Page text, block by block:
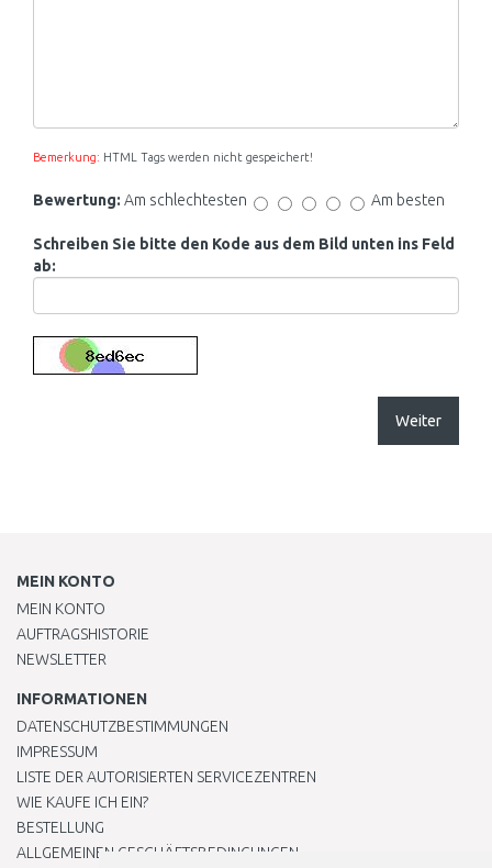
Bemerkung: HTML Tags werden nicht gespeichert!
Bewertung: Am schlechtesten Am besten
Schreiben Sie bitte den Kode aus dem Bild unten ins Feld
ab:
Weiter
MEIN KONTO
MEIN KONTO
AUFTRAGSHISTORIE
NEWSLETTER
INFORMATIONEN
DATENSCHUTZBESTIMMUNGEN
IMPRESSUM
LISTE DER AUTORISIERTEN SERVICEZENTREN
WIE KAUFE ICH EIN?
BESTELLUNG
ALLGEMEINEN GESCHÄFTSBEDINGUNGEN